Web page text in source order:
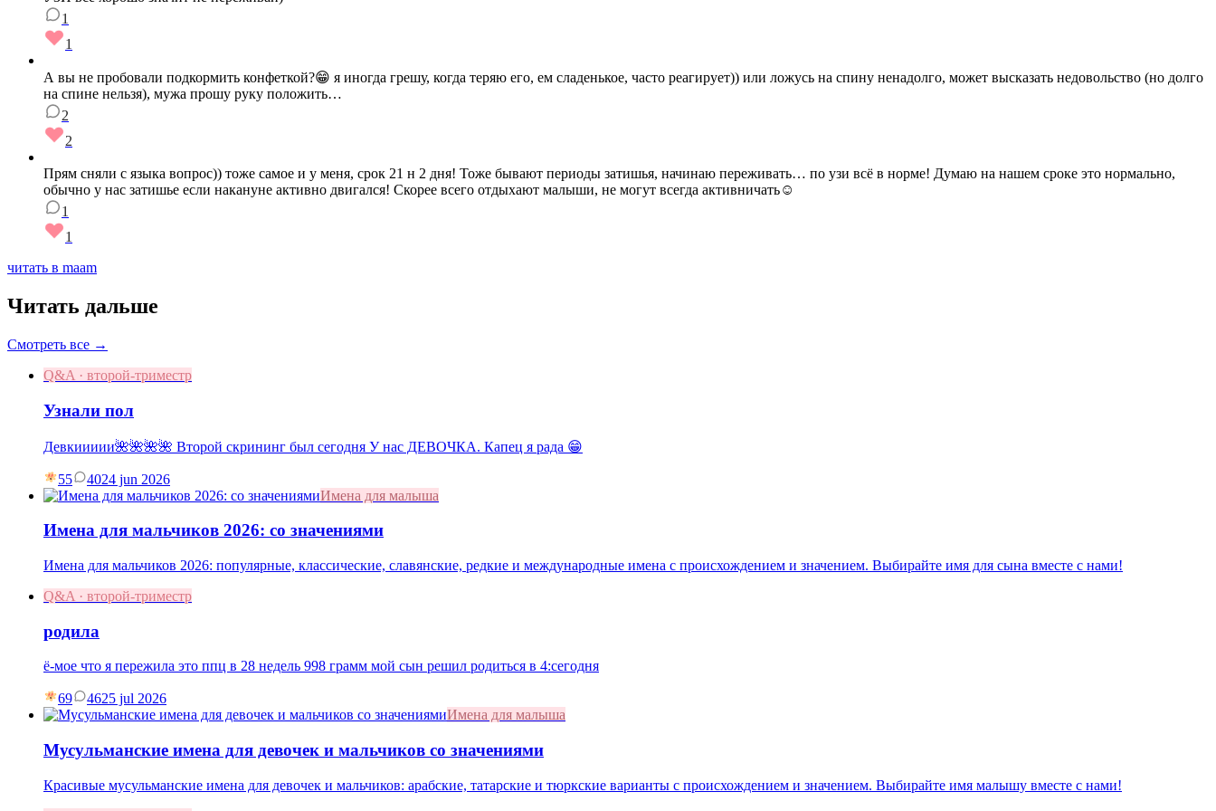
1
1
А вы не пробовали подкормить конфеткой?😁 я иногда грешу, когда теряю его, ем сладенькое, часто реагирует)) или ложусь на спину ненадолго, может высказать недовольство (но долго
на спине нельзя), мужа прошу руку положить…
2
2
Прям сняли с языка вопрос)) тоже самое и у меня, срок 21 н 2 дня! Тоже бывают периоды затишья, начинаю переживать… по узи всё в норме! Думаю на нашем сроке это нормально,
обычно у нас затишье если накануне активно двигался! Скорее всего отдыхают малыши, не могут всегда активничать☺️
1
1
читать в maam
Читать дальше
Смотреть все →
Q&A · второй-триместр
Узнали пол
Девкиииии🌺🌺🌺🌺 Второй скрининг был сегодня У нас ДЕВОЧКА. Капец я рада 😁
55 4024 jun 2026
Имена для малыша
Имена для мальчиков 2026: со значениями
Имена для мальчиков 2026: популярные, классические, славянские, редкие и международные имена с происхождением и значением. Выбирайте имя для сына вместе с нами!
Q&A · второй-триместр
родила
ё-мое что я пережила это ппц в 28 недель 998 грамм мой сын решил родиться в 4:сегодня
69 4625 jul 2026
Имена для малыша
Мусульманские имена для девочек и мальчиков со значениями
Красивые мусульманские имена для девочек и мальчиков: арабские, татарские и тюркские варианты с происхождением и значением. Выбирайте имя малышу вместе с нами!